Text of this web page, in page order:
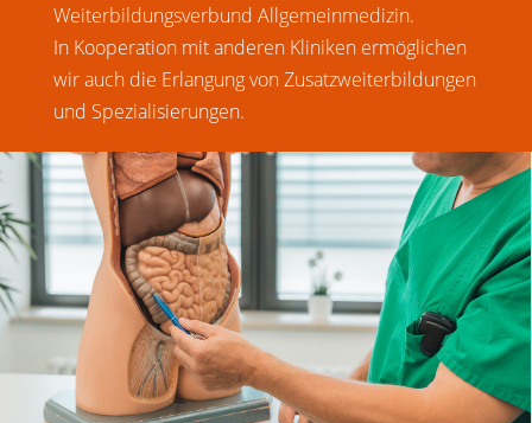
Weiterbildungsverbund Allgemeinmedizin.
In Kooperation mit anderen Kliniken ermöglichen
wir auch die Erlangung von Zusatzweiterbildungen
und Spezialisierungen.